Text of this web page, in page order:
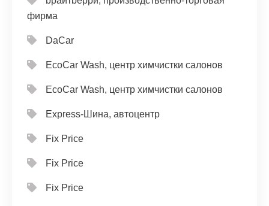
фирма
DaCar
EcoCar Wash, центр химчистки салонов
EcoCar Wash, центр химчистки салонов
Express-Шина, автоцентр
Fix Price
Fix Price
Fix Price